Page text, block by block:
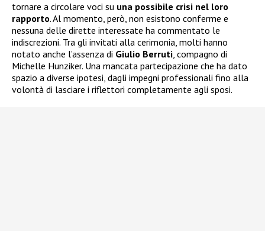
tornare a circolare voci su una possibile crisi nel loro
rapporto. Al momento, però, non esistono conferme e
nessuna delle dirette interessate ha commentato le
indiscrezioni. Tra gli invitati alla cerimonia, molti hanno
notato anche l’assenza di Giulio Berruti, compagno di
Michelle Hunziker. Una mancata partecipazione che ha dato
spazio a diverse ipotesi, dagli impegni professionali fino alla
volontà di lasciare i riflettori completamente agli sposi.